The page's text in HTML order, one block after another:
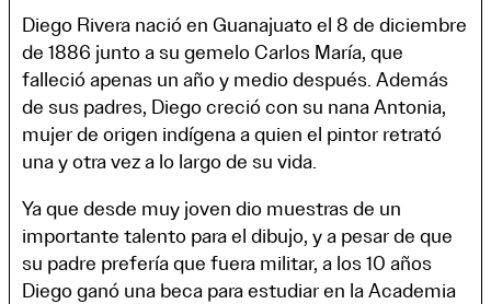
Diego Rivera nació en Guanajuato el 8 de diciembre
de 1886 junto a su gemelo Carlos María, que
falleció apenas un año y medio después. Además
de sus padres, Diego creció con su nana Antonia,
mujer de origen indígena a quien el pintor retrató
una y otra vez a lo largo de su vida.
Ya que desde muy joven dio muestras de un
importante talento para el dibujo, y a pesar de que
su padre prefería que fuera militar, a los 10 años
Diego ganó una beca para estudiar en la Academia